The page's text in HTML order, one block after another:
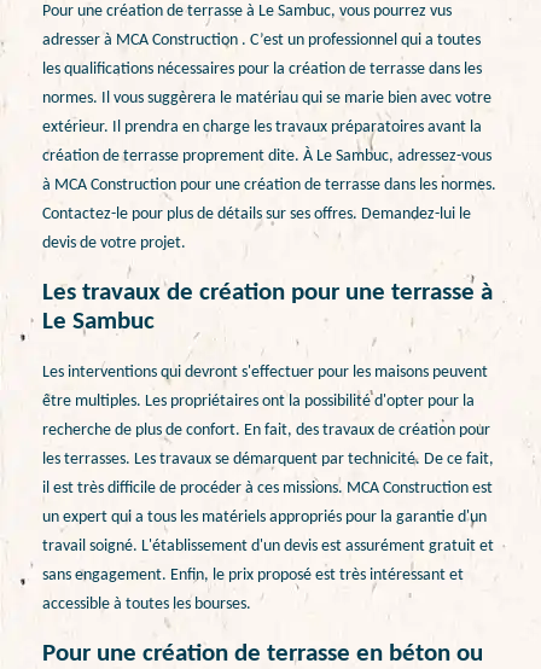
Pour une création de terrasse à Le Sambuc, vous pourrez vus
adresser à MCA Construction . C’est un professionnel qui a toutes
les qualifications nécessaires pour la création de terrasse dans les
normes. Il vous suggèrera le matériau qui se marie bien avec votre
extérieur. Il prendra en charge les travaux préparatoires avant la
création de terrasse proprement dite. À Le Sambuc, adressez-vous
à MCA Construction pour une création de terrasse dans les normes.
Contactez-le pour plus de détails sur ses offres. Demandez-lui le
devis de votre projet.
Les travaux de création pour une terrasse à
Le Sambuc
Les interventions qui devront s'effectuer pour les maisons peuvent
être multiples. Les propriétaires ont la possibilité d'opter pour la
recherche de plus de confort. En fait, des travaux de création pour
les terrasses. Les travaux se démarquent par technicité. De ce fait,
il est très difficile de procéder à ces missions. MCA Construction est
un expert qui a tous les matériels appropriés pour la garantie d'un
travail soigné. L'établissement d'un devis est assurément gratuit et
sans engagement. Enfin, le prix proposé est très intéressant et
accessible à toutes les bourses.
Pour une création de terrasse en béton ou